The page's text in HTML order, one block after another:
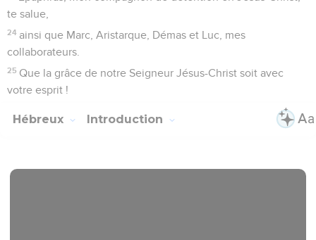
te salue,
24 ainsi que Marc, Aristarque, Démas et Luc, mes
collaborateurs.
25 Que la grâce de notre Seigneur Jésus-Christ soit avec
votre esprit !
Hébreux Introduction